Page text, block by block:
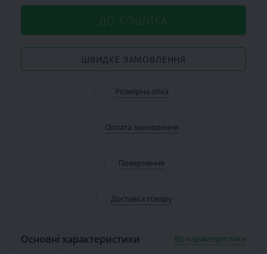
ДО КОШИКА
ШВИДКЕ ЗАМОВЛЕННЯ
Розмірна сітка
Оплата замовлення
Повернення
Доставка товару
Основні характеристики
Всі характеристики